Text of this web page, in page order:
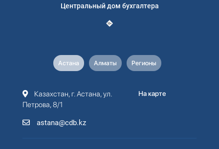
Центральный дом бухгалтера
Астана Алматы Регионы
Казахстан, г. Астана, ул.
Петрова, 8/1
astana@cdb.kz
На карте